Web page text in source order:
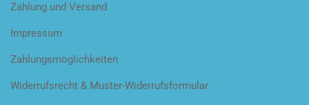
Zahlung und Versand
Impressum
Zahlungsmöglichkeiten
Widerrufsrecht & Muster-Widerrufsformular